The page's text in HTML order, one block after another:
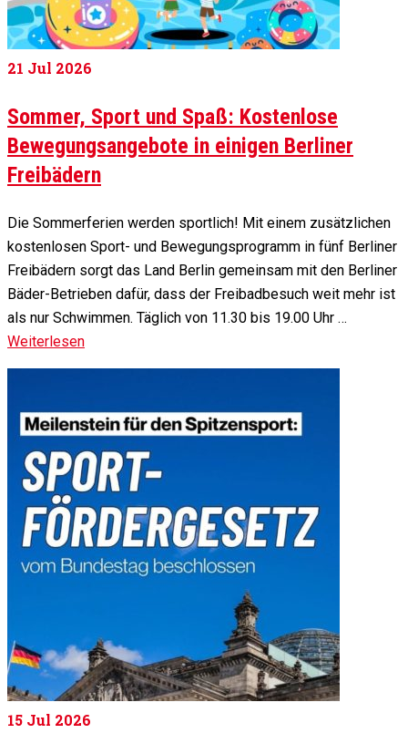
21 Jul 2026
Sommer, Sport und Spaß: Kostenlose
Bewegungsangebote in einigen Berliner
Freibädern
Die Sommerferien werden sportlich! Mit einem zusätzlichen
kostenlosen Sport- und Bewegungsprogramm in fünf Berliner
Freibädern sorgt das Land Berlin gemeinsam mit den Berliner
Bäder-Betrieben dafür, dass der Freibadbesuch weit mehr ist
als nur Schwimmen. Täglich von 11.30 bis 19.00 Uhr …
Weiterlesen
15 Jul 2026